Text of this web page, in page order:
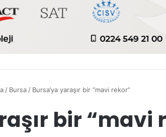
/ Bursa / Bursa’ya yaraşır bir “mavi rekor”
bir “mavi